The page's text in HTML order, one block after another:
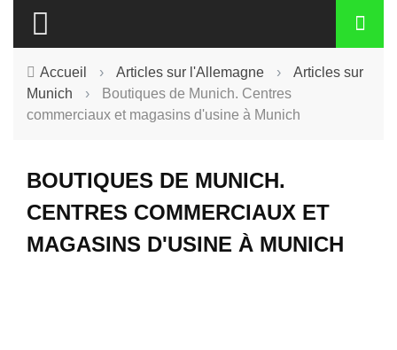
Accueil › Articles sur l'Allemagne ›
Articles sur
Munich
›
Boutiques de Munich. Centres
commerciaux et magasins d'usine à Munich
BOUTIQUES DE MUNICH.
CENTRES COMMERCIAUX ET
MAGASINS D'USINE À MUNICH